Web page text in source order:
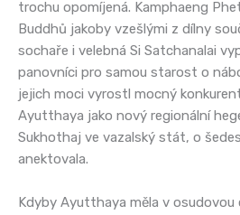
trochu opomíjená. Kamphaeng
Buddhů jakoby vzešlými z dílny
sochaře i velebná Si Satchanalai
panovníci pro samou starost o
jejich moci vyrostl mocný
Ayutthaya jako nový regionální
Sukhothaj ve vazalský stát, o
anektovala.
Kdyby Ayutthaya měla v osudovou